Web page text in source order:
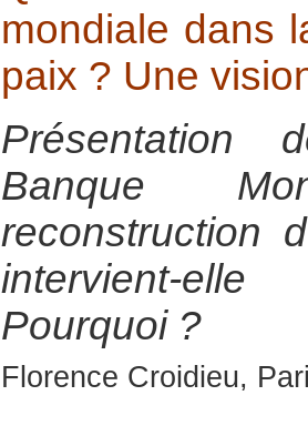
mondiale dans
paix ? Une
Banque
reconstruction
intervient-
Pourquoi ?
Florence Croidieu,